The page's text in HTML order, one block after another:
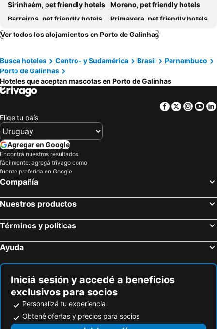
Sirinhaém, pet friendly hotels
Moreno, pet friendly hotels
Barreiros, pet friendly hotels
Primavera, pet friendly hotels
Ver todos los alojamientos en Porto de Galinhas
Busca hoteles Centro- y Sudamérica Brasil
Pernambuco
Porto de Galinhas
Hoteles que aceptan mascotas en Porto de Galinhas
Facebook
Twitter
Elige tu país
Agregar en Google
Encontrá nuestros resultados
fácilmente: agregá trivago como
fuente preferida en Google.
Compañía
Nuestros productos
Términos y políticas
Ayuda
Iniciá sesión y accedé a beneficios
exclusivos para socios
Personalizá tu experiencia
Obtené ofertas y precios para socios